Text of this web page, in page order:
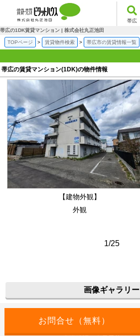
帯広
帯広の1DK賃貸マンション | 株式会社丸正池田
TOPページ 賃貸物件検索 帯広市の賃貸情報一覧
帯広の賃貸マンション(1DK)の物件情報
【建物外観】
外観
1/25
画像ギャラリー